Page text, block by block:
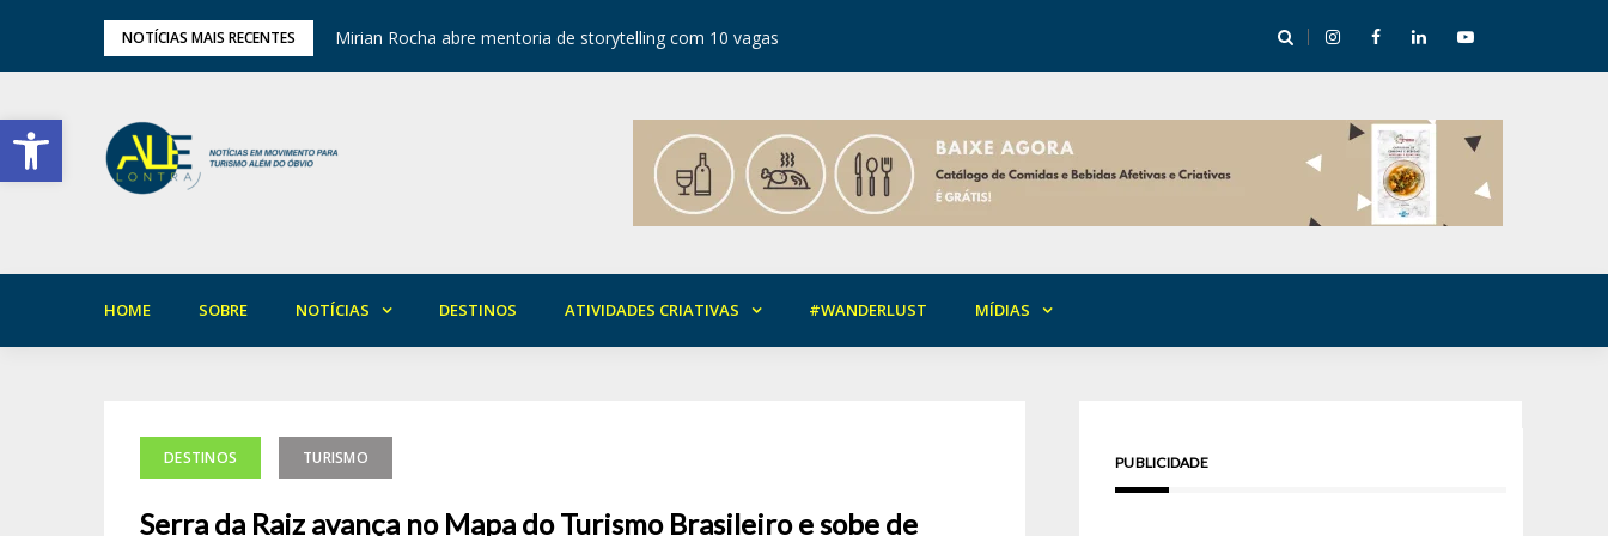
Barra de Ferramentas Aberta
NOTÍCIAS MAIS RECENTES
em Areia Mirian Rocha abre mentoria de storytelling com 10 vagas Festival de Inverno nas Serras abre temporada cultural em Cuité
HOME SOBRE NOTÍCIAS DESTINOS ATIVIDADES CRIATIVAS #WANDERLUST MÍDIAS
DESTINOS TURISMO
Serra da Raiz avança no Mapa do Turismo Brasileiro e sobe de
PUBLICIDADE